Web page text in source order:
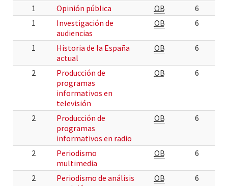
1 Opinión pública OB
6
1
Investigación de
audiencias
OB 6
1
Historia de la España
actual
OB 6
2
Producción de
programas
informativos en
televisión
OB 6
2
Producción de
programas
informativos en radio
OB 6
2
Periodismo
multimedia
OB 6
2
Periodismo de análisis
OB 6